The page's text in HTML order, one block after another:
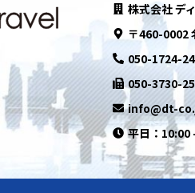
株式会社 デ
〒460-0002
050-1724-
050-3730-
info@dt-
平日：10:00